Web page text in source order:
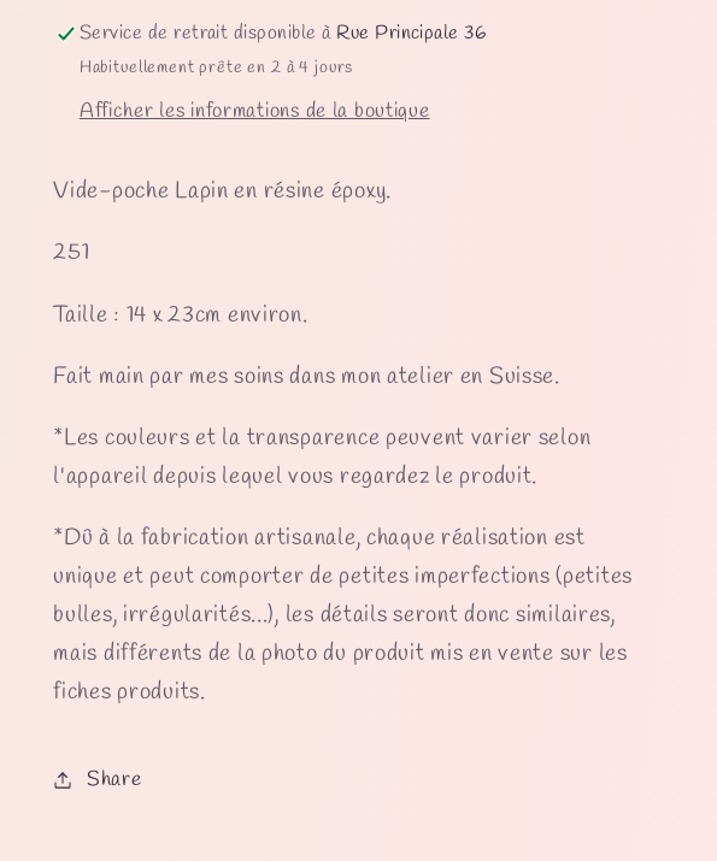
Service de retrait disponible à Rue Principale 36
Habituellement prête en 2 à 4 jours
Afficher les informations de la boutique
Vide-poche Lapin en résine époxy.
251
Taille : 14 x 23cm environ.
Fait main par mes soins dans mon atelier en Suisse.
*Les couleurs et la transparence peuvent varier selon
l'appareil depuis lequel vous regardez le produit.
*Dû à la fabrication artisanale, chaque réalisation est
unique et peut comporter de petites imperfections (petites
bulles, irrégularités...), les détails seront donc similaires,
mais différents de la photo du produit mis en vente sur les
fiches produits.
Share